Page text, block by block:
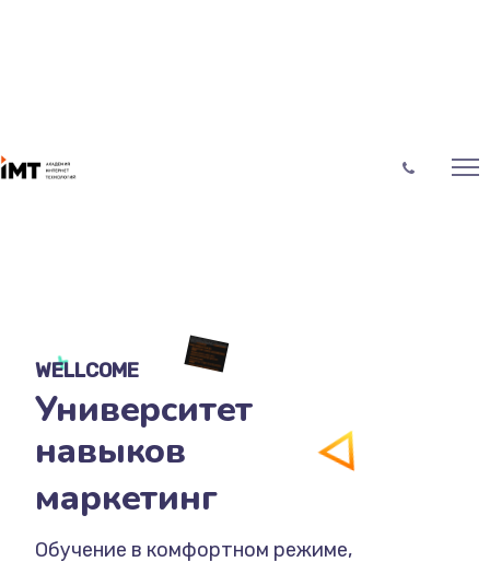
WELLCOME
Университет
навыков
марк
Обучение в комфортном режиме,